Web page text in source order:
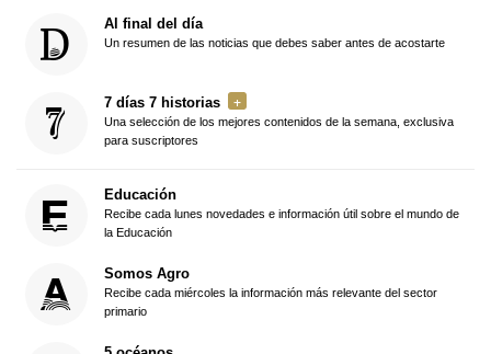
Al final del día
Un resumen de las noticias que debes saber antes de acostarte
7 días 7 historias
Una selección de los mejores contenidos de la semana, exclusiva
para suscriptores
Educación
Recibe cada lunes novedades e información útil sobre el mundo de
la Educación
Somos Agro
Recibe cada miércoles la información más relevante del sector
primario